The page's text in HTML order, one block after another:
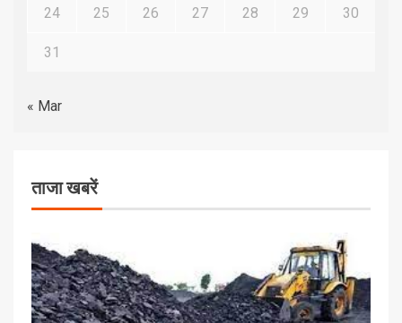
24 25 26 27 28 29 30
31
« Mar
ताजा खबरें